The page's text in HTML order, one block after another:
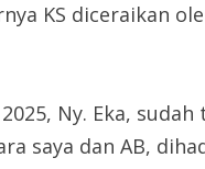
KS diceraikan
Ny. Eka,
saya dan AB,